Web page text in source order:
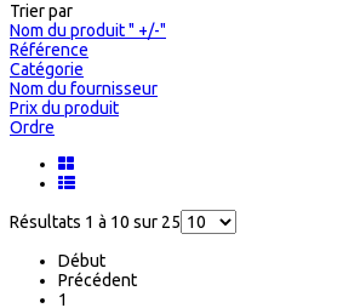
Trier par
Nom du produit " +/-"
Référence
Catégorie
Nom du fournisseur
Prix du produit
Ordre
Résultats 1 à 10 sur 25
Début
Précédent
1